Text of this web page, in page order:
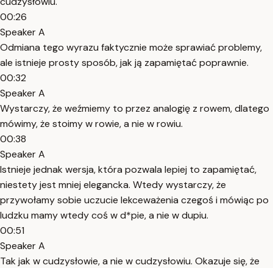
00:26
Speaker A
Odmiana tego wyrazu faktycznie może sprawiać problemy,
ale istnieje prosty sposób, jak ją zapamiętać poprawnie.
00:32
Speaker A
Wystarczy, że weźmiemy to przez analogię z rowem, dlatego
mówimy, że stoimy w rowie, a nie w rowiu.
00:38
Speaker A
Istnieje jednak wersja, która pozwala lepiej to zapamiętać,
niestety jest mniej elegancka. Wtedy wystarczy, że
przywołamy sobie uczucie lekceważenia czegoś i mówiąc po
ludzku mamy wtedy coś w d*pie, a nie w dupiu.
00:51
Speaker A
Tak jak w cudzysłowie, a nie w cudzysłowiu. Okazuje się, że